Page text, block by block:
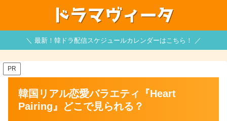
＼ 最新！韓ドラ配信スケジュールカレンダーはこちら！ ／
PR
韓国リアル恋愛バラエティ『Heart
Pairing』どこで見られる？